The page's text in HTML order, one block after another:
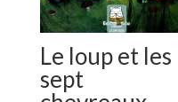
Le loup et les
sept